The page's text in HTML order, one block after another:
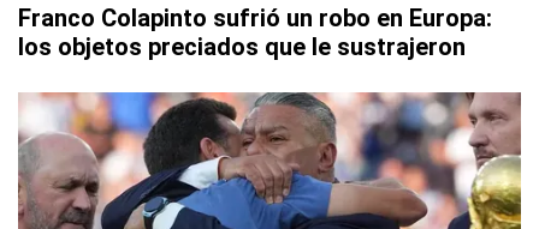
Franco Colapinto sufrió un robo en Europa:
los objetos preciados que le sustrajeron